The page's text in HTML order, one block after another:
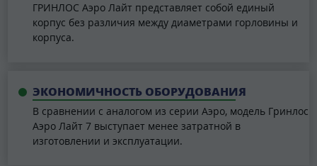
ГРИНЛОС Аэро Лайт представляет собой единый
корпус без различия между диаметрами горловины и
корпуса.
ЭКОНОМИЧНОСТЬ ОБОРУДОВАНИЯ
В сравнении с аналогом из серии Аэро, модель Гринлос
Аэро Лайт 7 выступает менее затратной в
изготовлении и эксплуатации.